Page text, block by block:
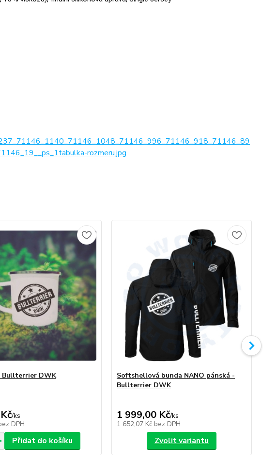
rozmeru.jpg
Bullterrier DWK
/ks
DPH
Přidat do košíku
Softshellová bunda NANO pánská -
Bullterrier DWK
1 999,00 Kč/ks
1 652,07 Kč bez DPH
Zvolit variantu